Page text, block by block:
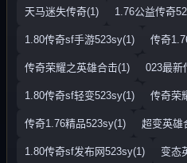
天马迷失传奇(1) 1.76公益传奇
1.80传奇sf手游523sy(1) 传奇
传奇荣耀之英雄合击(1) 023最新
1.80传奇sf轻变523sy(1) 传奇荣
传奇1.76精品523sy(1) 超变英雄
1.80传奇sf发布网523sy(1) 变态